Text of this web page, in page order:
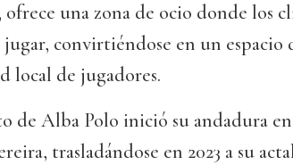
ofrece una zona de ocio donde los
convirtiéndose en un espacio
local de jugadores.
de Alba Polo inició su andadura en
trasladándose en 2023 a su